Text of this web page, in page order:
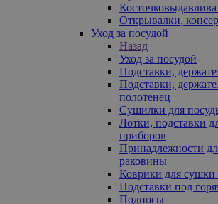
Открывалки,
Уход за посудой
Назад
Уход за посудой
Подставки,
Подставки,
полотенец
Сушилки для
Лотки, подставки
приборов
Принадлежности
раковины
Коврики для сушки
Подставки под
Подносы